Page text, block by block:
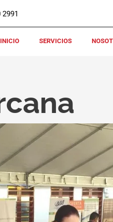
INICIO SERVICIOS